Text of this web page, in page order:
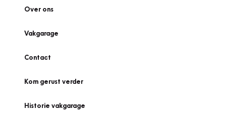
Over ons
Vakgarage
Contact
Kom gerust verder
Historie vakgarage